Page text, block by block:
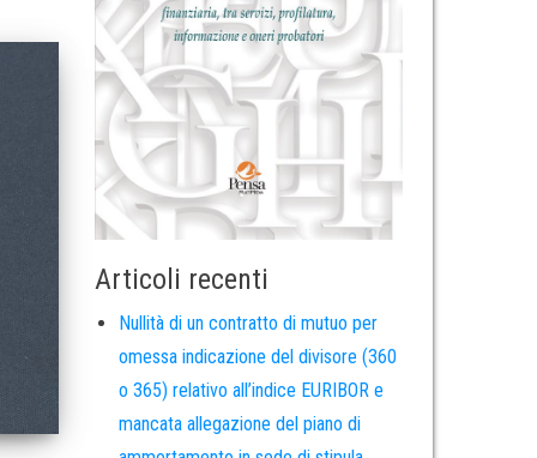
Articoli recenti
Nullità di un contratto di mutuo per
omessa indicazione del divisore (360
o 365) relativo all’indice EURIBOR e
mancata allegazione del piano di